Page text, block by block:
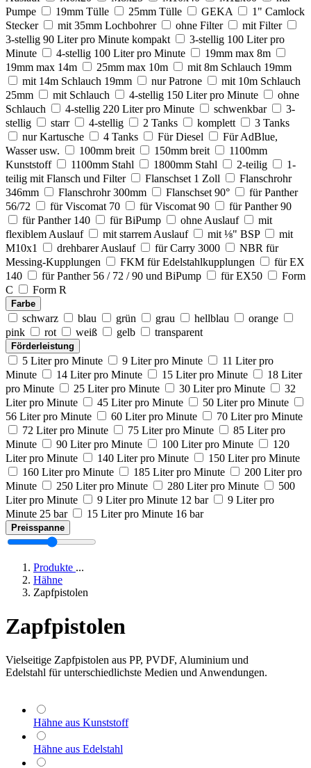
Pumpe
19mm Tülle 25mm Tülle GEKA
1" Camlock
Stecker
mit 35mm Lochbohrer ohne Filter
mit Filter
3-stellig 90 Liter pro Minute kompakt
3-stellig 100 Liter pro
Minute
4-stellig 100 Liter pro Minute
19mm max 8m
19mm max 14m
25mm max 10m
mit 8m Schlauch 19mm
mit 14m Schlauch 19mm
nur Patrone
mit 10m Schlauch
25mm
mit Schlauch 4-stellig 150 Liter pro Minute
ohne
Schlauch
4-stellig 220 Liter pro Minute schwenkbar
3-
stellig
starr 4-stellig 2 Tanks komplett
3 Tanks
nur Kartusche
4 Tanks Für Diesel
Für AdBlue,
Wasser usw.
100mm breit 150mm breit
1100mm
Kunststoff
1100mm Stahl 1800mm Stahl 2-teilig
1-
teilig mit Flansch und Filter
Flanschset 1 Zoll
Flanschrohr
346mm
Flanschrohr 300mm Flanschset 90°
für Panther
56/72
für Viscomat 70 für Viscomat 90
für Panther 90
für Panther 140
für BiPump ohne Auslauf
mit
flexiblem Auslauf
mit starrem Auslauf mit ⅛" BSP
mit
M10x1
drehbarer Auslauf für Carry 3000
NBR für
Messing-Kupplungen
FKM für Edelstahlkupplungen
für EX
140
für Panther 56 / 72 / 90 und BiPump für EX50
Form
C
Form R
Farbe
schwarz blau grün grau hellblau
orange
pink
rot weiß gelb transparent
Förderleistung
5 Liter pro Minute 9 Liter pro Minute
11 Liter pro
Minute
14 Liter pro Minute 15 Liter pro Minute
18 Liter
pro Minute
25 Liter pro Minute 30 Liter pro Minute
32
Liter pro Minute
45 Liter pro Minute
50 Liter pro Minute
56 Liter pro Minute
60 Liter pro Minute
70 Liter pro Minute
72 Liter pro Minute
75 Liter pro Minute
85 Liter pro
Minute
90 Liter pro Minute 100 Liter pro Minute
120
Liter pro Minute
140 Liter pro Minute
150 Liter pro Minute
160 Liter pro Minute
185 Liter pro Minute
200 Liter pro
Minute
250 Liter pro Minute 280 Liter pro Minute
500
Liter pro Minute
9 Liter pro Minute 12 bar
9 Liter pro
Minute 25 bar
15 Liter pro Minute 16 bar
Preisspanne
Produkte ...
Hähne
Zapfpistolen
Zapfpistolen
Vielseitige Zapfpistolen aus PP, PVDF, Aluminium und
Edelstahl für unterschiedlichste Medien und Anwendungen.
Hähne aus Kunststoff
Hähne aus Edelstahl